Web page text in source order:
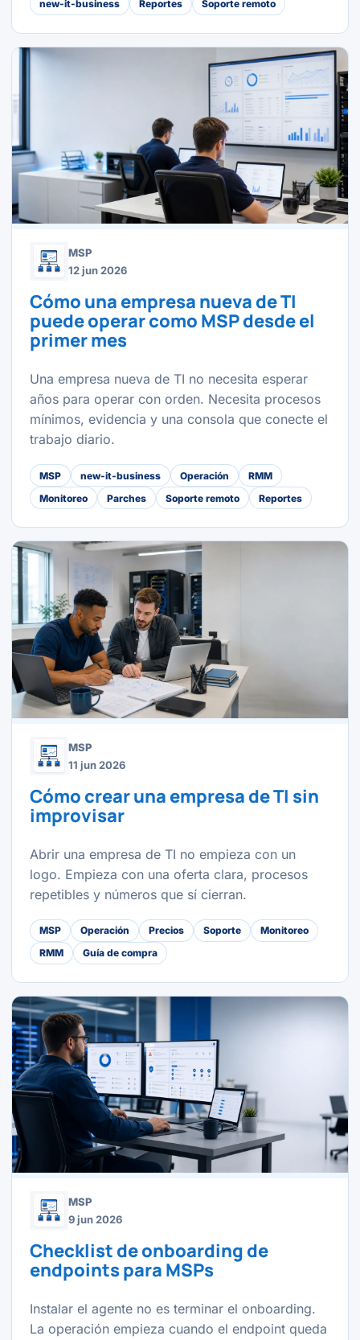
new-it-business Reportes Soporte remoto
MSP
12 jun 2026
Cómo una empresa nueva de TI
puede operar como MSP desde el
primer mes
Una empresa nueva de TI no necesita esperar
años para operar con orden. Necesita procesos
mínimos, evidencia y una consola que conecte el
trabajo diario.
MSP new-it-business Operación
RMM
Monitoreo
Parches Soporte remoto Reportes
MSP
11 jun 2026
Cómo crear una empresa de TI sin
improvisar
Abrir una empresa de TI no empieza con un
logo. Empieza con una oferta clara, procesos
repetibles y números que sí cierran.
MSP Operación Precios Soporte
Monitoreo
RMM
Guía de compra
MSP
9 jun 2026
Checklist de onboarding de
endpoints para MSPs
Instalar el agente no es terminar el onboarding.
La operación empieza cuando el endpoint queda